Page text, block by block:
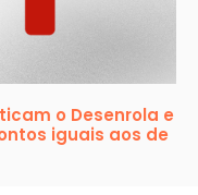
o Desenrola e
iguais aos de